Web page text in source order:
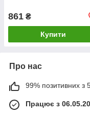
861 ₴
Купити
Про нас
99% позитивних з
Працює з